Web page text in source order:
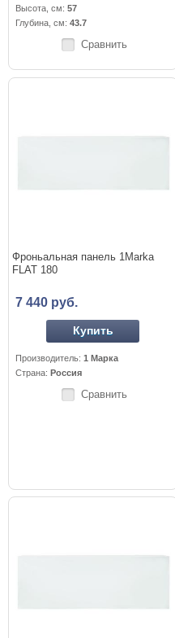
Высота, см:57
Глубина, см:43.7
Сравнить
Фроньальная панель 1Marka
FLAT 180
7 440 руб.
Купить
Производитель:1 Марка
Страна:Россия
Сравнить